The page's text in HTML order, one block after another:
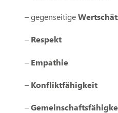
– gegenseitige
– Respekt
– Empathie
– Konfliktfähigkeit
–